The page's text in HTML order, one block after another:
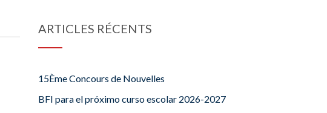
ARTICLES RÉCENTS
15Ème Concours de Nouvelles
BFI para el próximo curso escolar 2026-2027